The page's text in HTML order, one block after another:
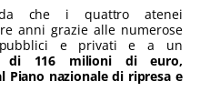
che i quattro atenei
anni grazie alle numerose
pubblici e privati e a un
di 116 milioni di euro,
Piano nazionale di ripresa e